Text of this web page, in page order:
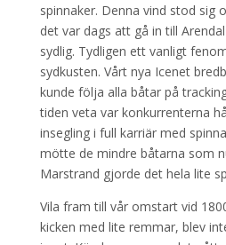
spinnaker. Denna vind stod sig
det var dags att gå in till
sydlig. Tydligen ett vanligt
sydkusten. Vårt nya Icenet
kunde följa alla båtar på
tiden veta var konkurrenterna
insegling i full karriär med
mötte de mindre båtarna som
Marstrand gjorde det hela lite
Vila fram till vår omstart vid
kicken med lite remmar, blev